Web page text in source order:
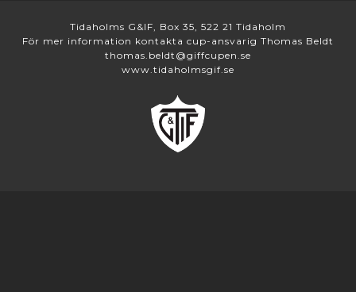
Tidaholms G&IF, Box 35, 522 21 Tidaholm
För mer information kontakta cup-ansvarig Thomas Beldt
thomas.beldt@giffcupen.se
www.tidaholmsgif.se